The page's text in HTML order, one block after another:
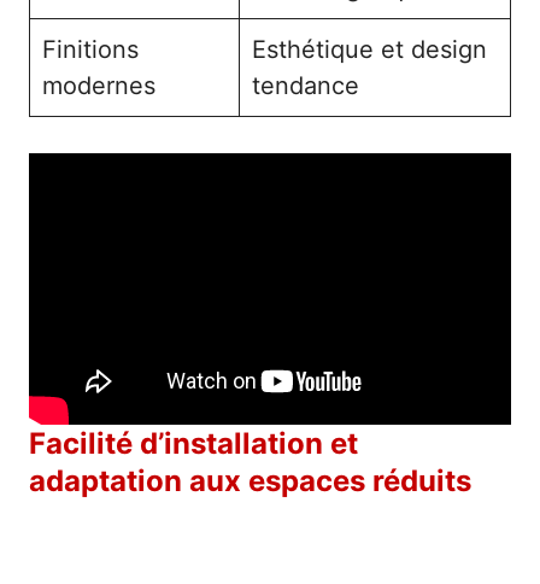
Finitions
modernes
Esthétique et design
tendance
Facilité d’installation et
adaptation aux espaces réduits